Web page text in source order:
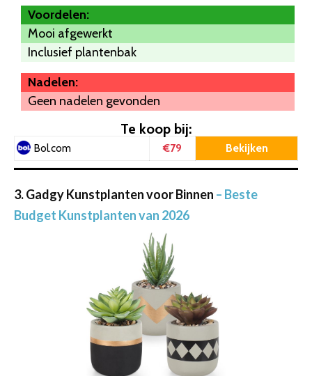
Voordelen:
Mooi afgewerkt
Inclusief plantenbak
Nadelen:
Geen nadelen gevonden
Te koop bij:
Bol.com €79 Bekijken
3. Gadgy Kunstplanten voor Binnen – Beste
Budget Kunstplanten van 2026